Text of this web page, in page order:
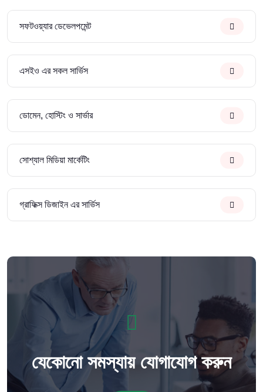
সফটওয়্যার ডেভেলপমেন্ট
এসইও এর সকল সার্ভিস
ডোমেন, হোস্টিং ও সার্ভার
সোশ্যাল মিডিয়া মার্কেটিং
গ্রাফিক্স ডিজাইন এর সার্ভিস
যেকোনো সমস্যায় যোগাযোগ করুন